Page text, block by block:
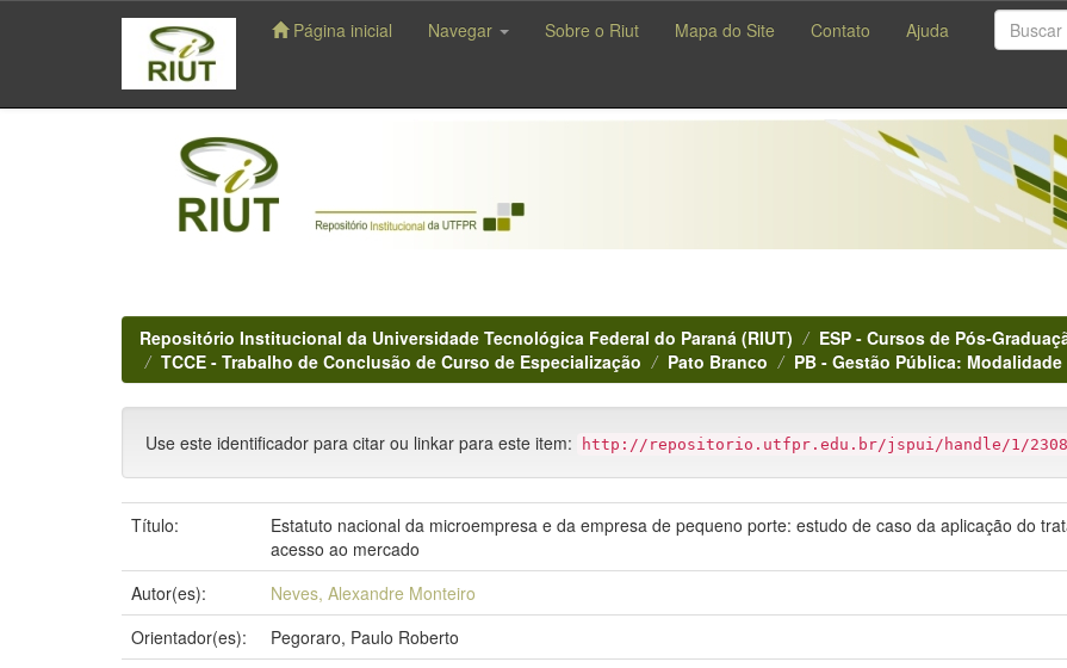
navigation
Página inicial Navegar Sobre o Riut Mapa do Site Contato Ajuda
Repositório Institucional da Universidade Tecnológica Federal do Paraná (RIUT)
ESP - Cursos de Pós-
TCCE - Trabalho de Conclusão de Curso de Especialização
Pato Branco PB - Gestão Pública:
Use este identificador para citar ou linkar para este item: http://repositorio.utfpr.edu.br/jspui/handle/1/
Título:
Estatuto nacional da microempresa e da empresa de pequeno porte: estudo de caso da aplicação do
acesso ao mercado
Autor(es):
Neves, Alexandre Monteiro
Orientador(es):
Pegoraro, Paulo Roberto